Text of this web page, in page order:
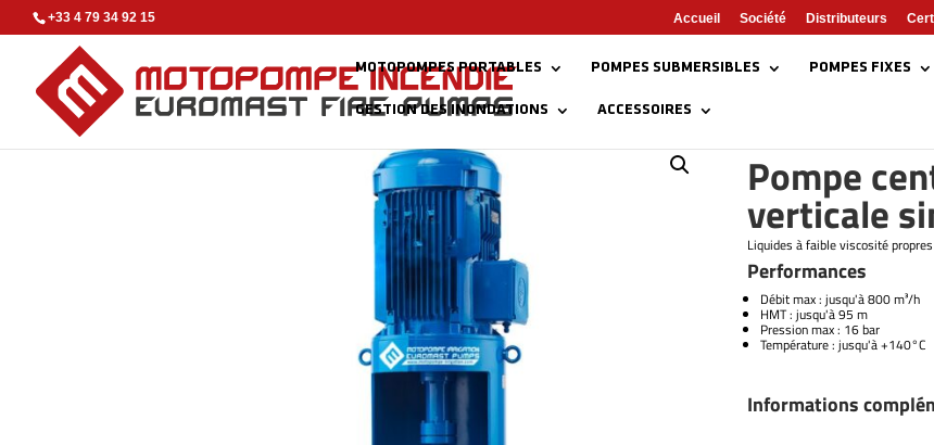
+33 4 79 34 92 15 Accueil Société Distributeurs
MOTOPOMPES PORTABLES POMPES SUBMERSIBLES POMPES FIXES
GESTION DES INONDATIONS ACCESSOIRES
Accueil /Pompes fixes/Pompes Réseaux/ Pompe centrifuge en ligne verticale simple étage 800m³/h
Pompe
verticale
Liquides à faible viscosité
Performances
Débit max : jusqu'à 800 m³/h
HMT : jusqu'à 95 m
Pression max : 16 bar
Température : jusqu'à +140°C
Informations